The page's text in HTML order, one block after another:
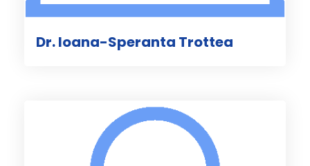
Dr. Ioana-Speranta Trottea